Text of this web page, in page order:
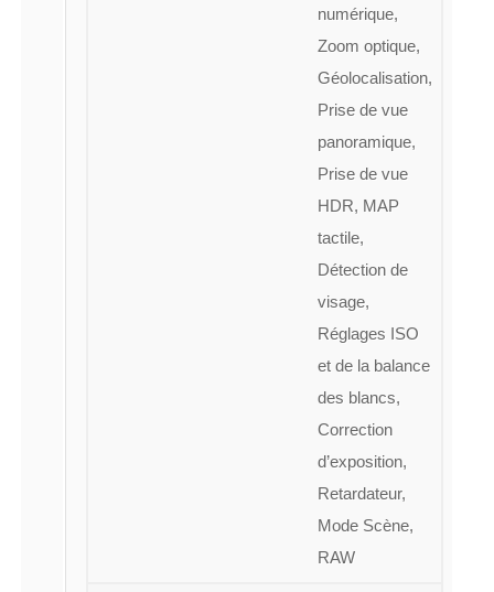
numérique,
Zoom optique,
Géolocalisation,
Prise de vue
panoramique,
Prise de vue
HDR, MAP
tactile,
Détection de
visage,
Réglages ISO
et de la balance
des blancs,
Correction
d’exposition,
Retardateur,
Mode Scène,
RAW